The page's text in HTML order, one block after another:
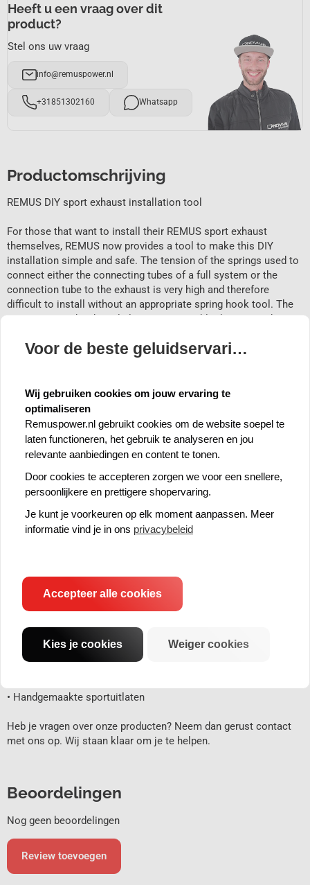
Heeft u een vraag over dit
product?
Stel ons uw vraag
info@remuspower.nl
+31851302160 Whatsapp
Productomschrijving
REMUS DIY sport exhaust installation tool
For those that want to install their REMUS sport exhaust
themselves, REMUS now provides a tool to make this DIY
installation simple and safe. The tension of the springs used to
connect either the connecting tubes of a full system or the
connection tube to the exhaust is very high and therefore
difficult to install without an appropriate spring hook tool. The
REMUS spring hook tool eliminates possible damage and injury
REMUS spring hook tool comes with the “Born to race and built
Remus: World leader in sportexhausts - Bestel nu!
Remus staat bekend om de hoogwaardige kwaliteit van haar
sportuitlaten, die zijn vervaardigd uit RVS. Bij elke combinatie
van onderdelen garandeert Remus een diep en sportief geluid,
dat de perfecte uitlaatervaring biedt. Handgemaakt in
Oostenrijk, bieden de Remus sportuitlaten een gestraald
oppervlak, lichtgewicht constructie, perfecte pasvorm en minder
tegendruk, waardoor er meer vermogen en koppel vrijkomt.
Met Remus E-gekeurde uitlaten kun je zonder zorgen op de
openbare weg rijden. Bij elke bestelling van een E-gekeurd
producten en onderdelen.
Waarom kiezen voor een Remus sportuitlaat?
• Diep agressief race-geluid
• RVS en een perfect gestraald oppervlak
• Meer vermogen en koppel door lage tegendruk
• Handgemaakte sportuitlaten
Heb je vragen over onze producten? Neem dan gerust contact
met ons op. Wij staan klaar om je te helpen.
Beoordelingen
Nog geen beoordelingen
Review toevoegen
Voor de beste geluidservaring 🍪
Wij gebruiken cookies om jouw ervaring te
optimaliseren
Remuspower.nl gebruikt cookies om de website soepel te
laten functioneren, het gebruik te analyseren en jou
relevante aanbiedingen en content te tonen.
Door cookies te accepteren zorgen we voor een snellere,
persoonlijkere en prettigere shopervaring.
Je kunt je voorkeuren op elk moment aanpassen. Meer
informatie vind je in ons privacybeleid
Accepteer alle cookies
Kies je cookies Weiger cookies